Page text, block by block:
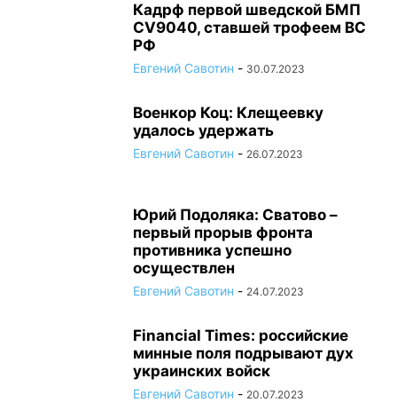
Кадрф первой шведской БМП
CV9040, ставшей трофеем ВС
РФ
Евгений Савотин - 30.07.2023
Военкор Коц: Клещеевку
удалось удержать
Евгений Савотин - 26.07.2023
Юрий Подоляка: Сватово –
первый прорыв фронта
противника успешно
осуществлен
Евгений Савотин - 24.07.2023
Financial Times: российские
минные поля подрывают дух
украинских войск
Евгений Савотин - 20.07.2023